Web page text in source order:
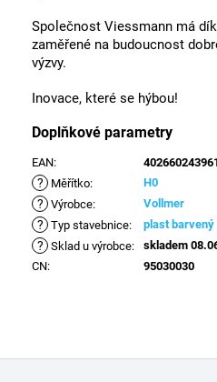
Společnost Viessmann má
zaměřené na budoucnost
výzvy.
Inovace, které se hýbou!
Doplňkové parametry
EAN:
? Měřítko: H0
? Výrobce: Vollmer
? Typ stavebnice: plast barvený
? Sklad u výrobce:
skladem
CN: 95030030